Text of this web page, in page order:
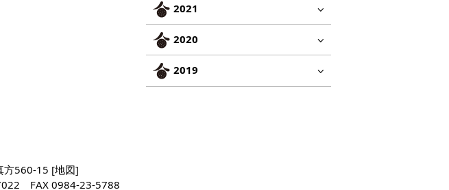
2021
2020
2019
方560-15 [地図]
FAX 0984-23-5788